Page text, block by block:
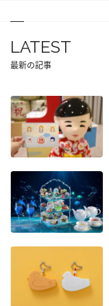
LATEST
最新の記事